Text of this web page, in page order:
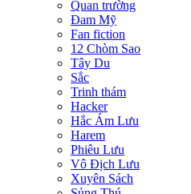
Quan trường
Đam Mỹ
Fan fiction
12 Chòm Sao
Tây Du
Sắc
Trinh thám
Hacker
Hắc Ám Lưu
Harem
Phiêu Lưu
Vô Địch Lưu
Xuyên Sách